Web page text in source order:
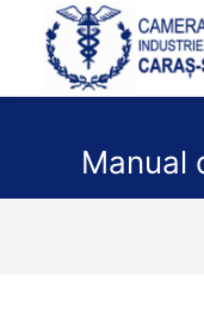
content
Manual